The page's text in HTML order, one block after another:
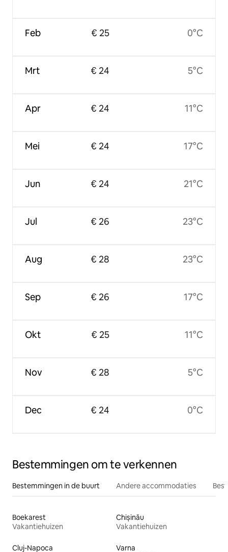
Feb
Mrt
Apr
Mei
Jun
Jul
Aug
Sep
Okt
Nov
Dec
€ 25
€ 24
€ 24
€ 24
€ 24
€ 26
€ 28
€ 26
€ 25
€ 28
€ 24
0°C
5°C
11°C
17°C
21°C
23°C
23°C
17°C
11°C
5°C
0°C
Bestemmingen om te verkennen
Bestemmingen in de buurt Andere accommodaties
Boekarest
Vakantiehuizen
Chișinău
Vakantiehuizen
Cluj-Napoca
Varna